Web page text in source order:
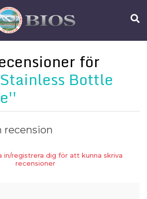
för
Bottle
recension
in/registrera dig för att kunna skriva
recensioner